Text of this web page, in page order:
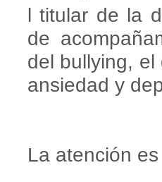
l titular de la
de
del bullying,
ansiedad y
La atención